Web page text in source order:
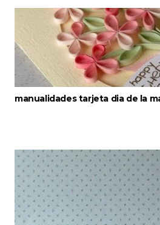
manualidades tarjeta dia de la